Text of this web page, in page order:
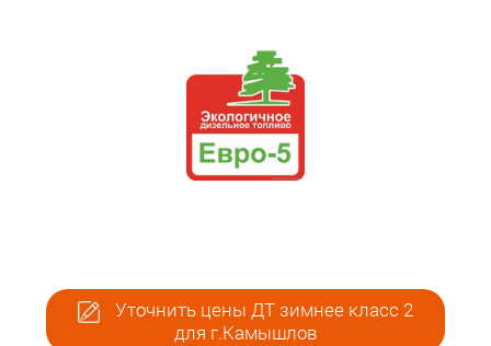
Уточнить цены ДТ зимнее класс 2
для г.Камышлов